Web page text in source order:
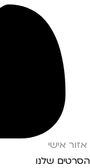
אזור אישי
הסרטים שלנו